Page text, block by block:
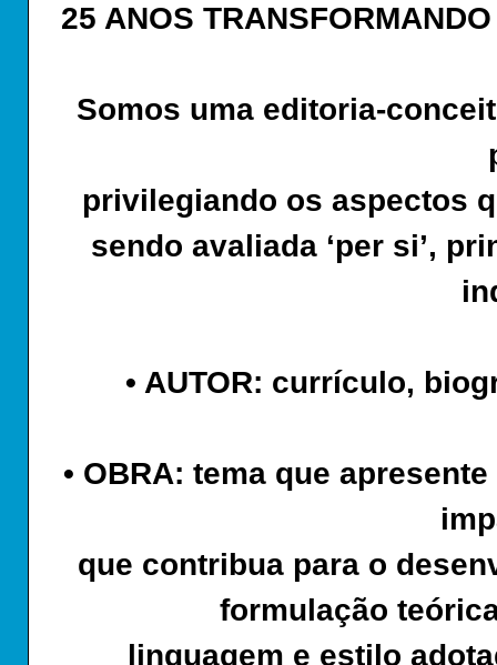
25 ANOS
Somos uma editoria-
privilegiando os aspectos
sendo avaliada ‘per si’,
• AUTOR: currículo,
• OBRA: tema que
que contribua para o
formulação
linguagem e estilo